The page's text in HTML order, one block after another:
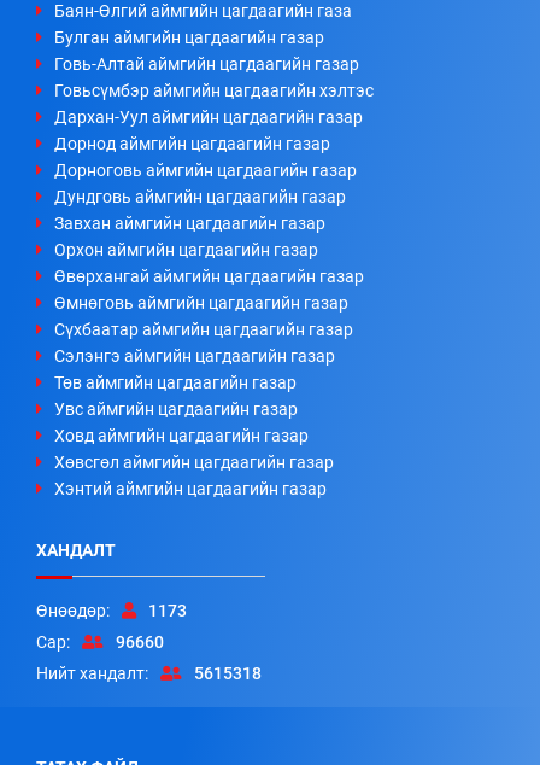
Баян-Өлгий аймгийн цагдаагийн газа
Булган аймгийн цагдаагийн газар
Говь-Алтай аймгийн цагдаагийн газар
Говьсүмбэр аймгийн цагдаагийн хэлтэс
Дархан-Уул аймгийн цагдаагийн газар
Дорнод аймгийн цагдаагийн газар
Дорноговь аймгийн цагдаагийн газар
Дундговь аймгийн цагдаагийн газар
Завхан аймгийн цагдаагийн газар
Орхон аймгийн цагдаагийн газар
Өвөрхангай аймгийн цагдаагийн газар
Өмнөговь аймгийн цагдаагийн газар
Сүхбаатар аймгийн цагдаагийн газар
Сэлэнгэ аймгийн цагдаагийн газар
Төв аймгийн цагдаагийн газар
Увс аймгийн цагдаагийн газар
Ховд аймгийн цагдаагийн газар
Хөвсгөл аймгийн цагдаагийн газар
Хэнтий аймгийн цагдаагийн газар
ХАНДАЛТ
Өнөөдөр:
1173
Сар:
96660
Нийт хандалт:
5615318